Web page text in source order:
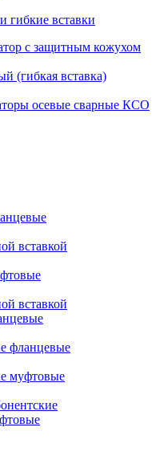
гибкие вставки
с защитным кожухом
(гибкая вставка)
осевые сварные КСО
вставкой
вставкой
фланцевые
муфтовые